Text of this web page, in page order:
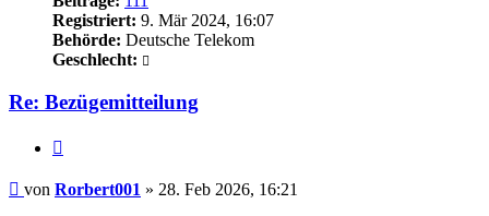
Registriert: 9. Mär 2024, 16:07
Behörde: Deutsche Telekom
Geschlecht:
Re: Bezügemitteilung
Beitrag
von Rorbert001 » 28. Feb 2026, 16:21